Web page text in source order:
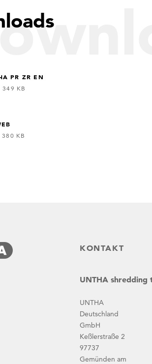
PR ZR EN
349 KB
380 KB
KONTAKT
UNTHA shredding
UNTHA
Deutschland
GmbH
Keßlerstraße 2
97737
Gemünden am